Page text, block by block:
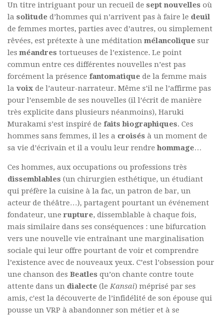
Un titre intriguant pour un recueil de sept nouvelles où
la solitude d’hommes qui n’arrivent pas à faire le deuil
de femmes mortes, parties avec d’autres, ou simplement
rêvées, est prétexte à une méditation mélancolique sur
les méandres tortueuses de l’existence. Le point
commun entre ces différentes nouvelles n’est pas
forcément la présence fantomatique de la femme mais
la voix de l’auteur-narrateur. Même s’il ne l’affirme pas
pour l’ensemble de ses nouvelles (il l’écrit de manière
très explicite dans plusieurs néanmoins), Haruki
Murakami s’est inspiré de faits biographiques. Ces
hommes sans femmes, il les a croisés à un moment de
sa vie d’écrivain et il a voulu leur rendrehommage…
Ces hommes, aux occupations ou professions très
dissemblables (un chirurgien esthétique, un étudiant
qui préfère la cuisine à la fac, un patron de bar, un
acteur de théâtre…), partagent pourtant un événement
fondateur, une rupture, dissemblable à chaque fois,
mais similaire dans ses conséquences : une bifurcation
vers une nouvelle vie entraînant une marginalisation
sociale qui leur offre pourtant de voir et comprendre
l’existence avec de nouveaux yeux. C’est l’obsession pour
une chanson des Beatles qu’on chante contre toute
attente dans un dialecte (le Kansai) méprisé par ses
amis, c’est la découverte de l’infidélité de son épouse qui
pousse un VRP à abandonner son métier et à se